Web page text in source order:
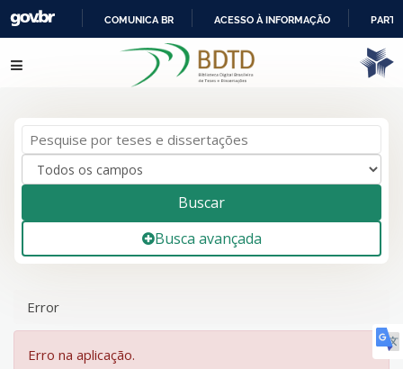
IR
PARA
COMUNICA BR ACESSO À INFORMAÇÃO
Pular para o conteúdo
Buscar
Busca avançada
Error
Erro na aplicação.